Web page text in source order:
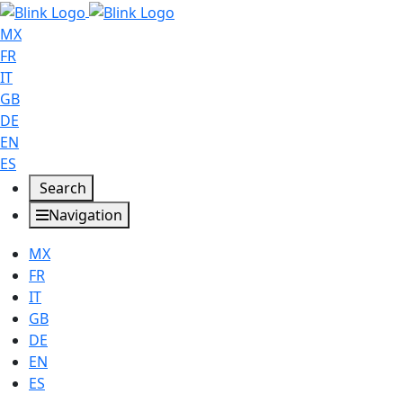
MX
FR
IT
GB
DE
EN
ES
Search
Navigation
MX
FR
IT
GB
DE
EN
ES